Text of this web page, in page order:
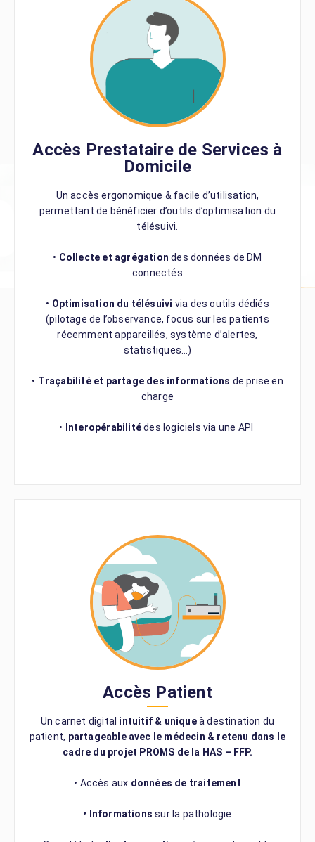
Accès Prestataire de Services à
Domicile
Un accès ergonomique & facile d’utilisation,
permettant de bénéficier d’outils d’optimisation du
télésuivi.
• Collecte et agrégation des données de DM
connectés
• Optimisation du télésuivi via des outils dédiés
(pilotage de l’observance, focus sur les patients
récemment appareillés, système d’alertes,
statistiques…)
• Traçabilité et partage des informations de prise en
charge
• Interopérabilitédes logiciels via une API
Accès Patient
Un carnet digital intuitif & uniqueà destination du
patient, partageable avec le médecin & retenu dans le
cadre du projet PROMS de la HAS – FFP.
• Accès aux données de traitement
• Informations sur la pathologie